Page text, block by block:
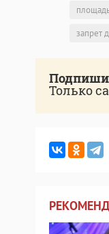
запрет
Только